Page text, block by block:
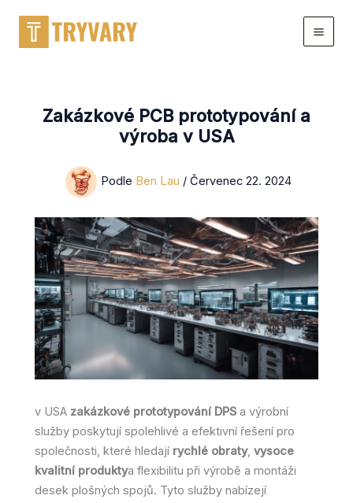
obsah
Zakázkové PCB prototypování a
výroba v USA
Podle Ben Lau / Červenec 22. 2024
v USA zakázkové prototypování DPS a výrobní
služby poskytují spolehlivé a efektivní řešení pro
společnosti, které hledají rychlé obraty, vysoce
kvalitní produktya flexibilitu při výrobě a montáži
desek plošných spojů. Tyto služby nabízejí